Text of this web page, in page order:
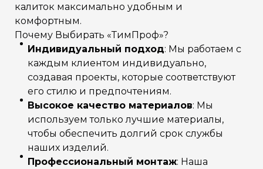
калиток максимально удобным и
комфортным.
Почему Выбирать «ТимПроф»?
Индивидуальный подход: Мы работаем с
каждым клиентом индивидуально,
создавая проекты, которые соответствуют
его стилю и предпочтениям.
Высокое качество материалов: Мы
используем только лучшие материалы,
чтобы обеспечить долгий срок службы
наших изделий.
Профессиональный монтаж: Наша